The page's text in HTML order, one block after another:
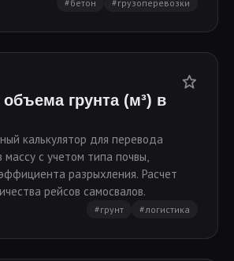
#бетон #грузоперевозки
грунта (м³) в
калькулятор для перевода
массу с учетом типа почвы,
разрыхления. Расчет
рейсов самосвалов.
#грунт #логистика